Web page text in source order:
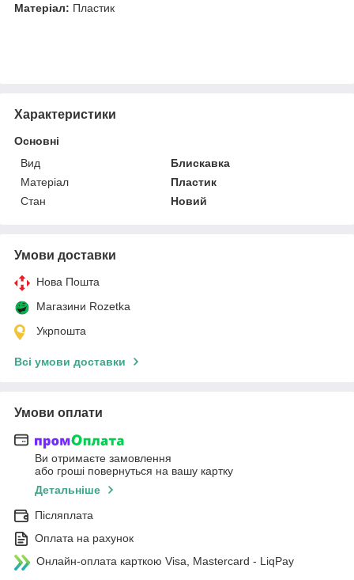
Матеріал: Пластик
Характеристики
Основні
Вид
Блискавка
Матеріал
Пластик
Стан
Новий
Умови доставки
Нова Пошта
Магазини Rozetka
Укрпошта
Всі умови доставки
Умови оплати
Ви отримаєте замовлення
або гроші повернуться на вашу картку
Детальніше
Післяплата
Оплата на рахунок
Онлайн-оплата карткою Visa, Mastercard - LiqPay